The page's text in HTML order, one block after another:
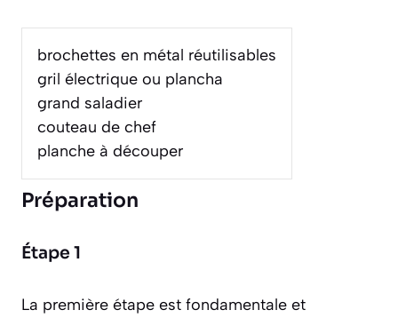
brochettes en métal réutilisables
gril électrique ou plancha
grand saladier
couteau de chef
planche à découper
Préparation
Étape 1
La première étape est fondamentale et